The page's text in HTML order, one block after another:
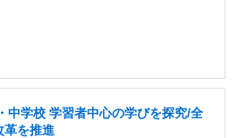
中学校 学習者中心の学びを探究/全
革を推進